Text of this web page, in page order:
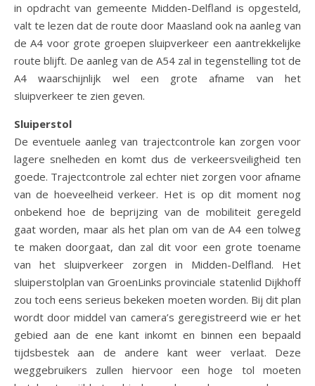
in opdracht van gemeente Midden-Delfland is opgesteld,
valt te lezen dat de route door Maasland ook na aanleg van
de A4 voor grote groepen sluipverkeer een aantrekkelijke
route blijft. De aanleg van de A54 zal in tegenstelling tot de
A4 waarschijnlijk wel een grote afname van het
sluipverkeer te zien geven.
Sluiperstol
De eventuele aanleg van trajectcontrole kan zorgen voor
lagere snelheden en komt dus de verkeersveiligheid ten
goede. Trajectcontrole zal echter niet zorgen voor afname
van de hoeveelheid verkeer. Het is op dit moment nog
onbekend hoe de beprijzing van de mobiliteit geregeld
gaat worden, maar als het plan om van de A4 een tolweg
te maken doorgaat, dan zal dit voor een grote toename
van het sluipverkeer zorgen in Midden-Delfland. Het
sluiperstolplan van GroenLinks provinciale statenlid Dijkhoff
zou toch eens serieus bekeken moeten worden. Bij dit plan
wordt door middel van camera’s geregistreerd wie er het
gebied aan de ene kant inkomt en binnen een bepaald
tijdsbestek aan de andere kant weer verlaat. Deze
weggebruikers zullen hiervoor een hoge tol moeten